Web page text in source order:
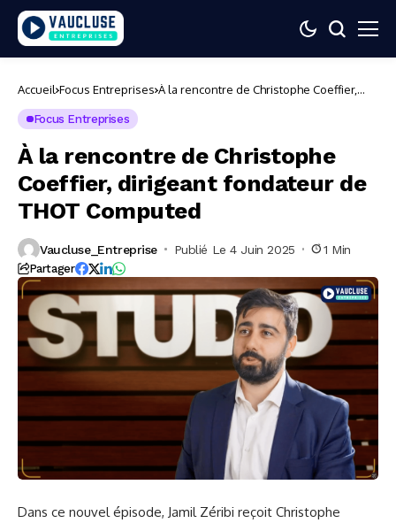
Accueil Focus Entreprises À la rencontre de Christophe Coeffier,
Focus Entreprises
À la rencontre de Christophe
Coeffier, dirigeant fondateur de
THOT Computed
Vaucluse_Entreprise Publié Le 4 Juin 2025 1 Min
Partager
Dans ce nouvel épisode, Jamil Zéribi reçoit Christophe